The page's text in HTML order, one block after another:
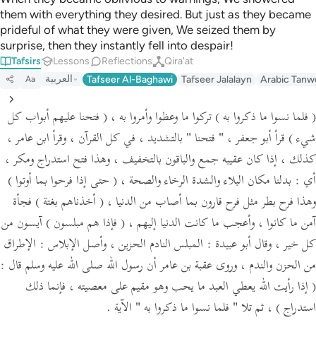
them with everything they desired. But just as they became
prideful of what they were given, We seized them by
surprise, then they instantly fell into despair!
Tafsirs Lessons Reflections Qira'at
Aa العربية Tafseer Al-Baghawi Tafseer Jalalayn Arabic
( فلما نسوا ما ذكروا به ) تركوا ما وعظوا وأمروا به ، ( فتحنا عليهم أبواب كل
شيء ) قرأ أبو جعفر ، " فتحنا " بالتشديد ، في كل القرآن ، وقرأ ابن عامر ،
كذلك ، إذا كان عقيبه جمع والباقون بالتخفيف ، وهذا فتح استدراج ومكر ،
أي : بدلنا مكان البلاء والشدة الرخاء والصحة ، ( حتى إذا فرحوا بما أوتوا )
وهذا فرح بطر مثل فرح قارون بما أصاب من الدنيا ، ( أخذناهم بغتة ) فجأة
آمن ما كانوا ، وأعجب ما كانت الدنيا إليهم ، ( فإذا هم مبلسون ) آيسون من
كل خير ، وقال أبو عبيدة : المبلس النادم الحزين ، وأصل الإبلاس : الإطراق
من الحزن والندم ، وروى عقبة بن عامر أن رسول الله صلى الله عليه وسلم قال :
( إذا رأيت الله يعطي العبد ما يحب وهو مقيم على معصيته ، فإنما ذلك
استدراج ) ، ثم تلا " فلما نسوا ما ذكروا به " الآية .